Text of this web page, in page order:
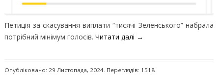
Петиція за скасування виплати “тисячі Зеленського” набрала
потрібний мінімум голосів. Читати далі →
Опубліковано: 29 Листопада, 2024. Переглядів: 1518